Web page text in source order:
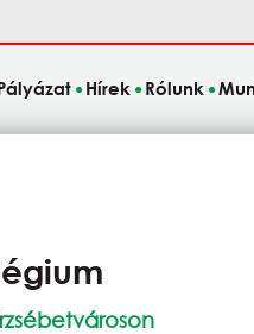
Hírek Rólunk